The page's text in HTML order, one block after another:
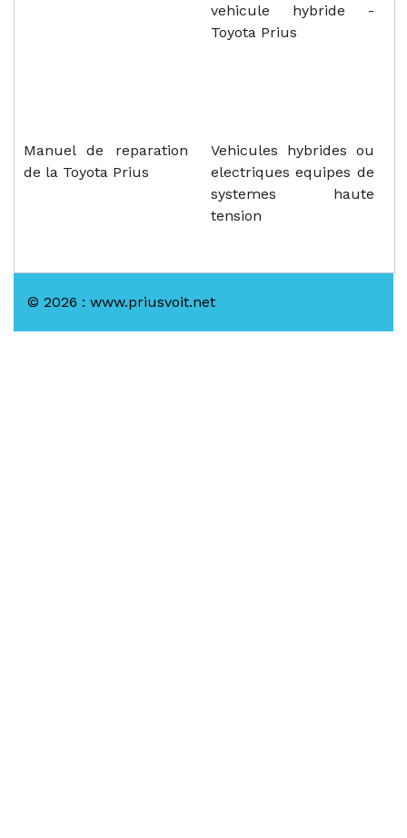
vehicule hybride -
Toyota Prius
Manuel de reparation
de la Toyota Prius
Vehicules hybrides ou
electriques equipes de
systemes haute
tension
© 2026 : www.priusvoit.net